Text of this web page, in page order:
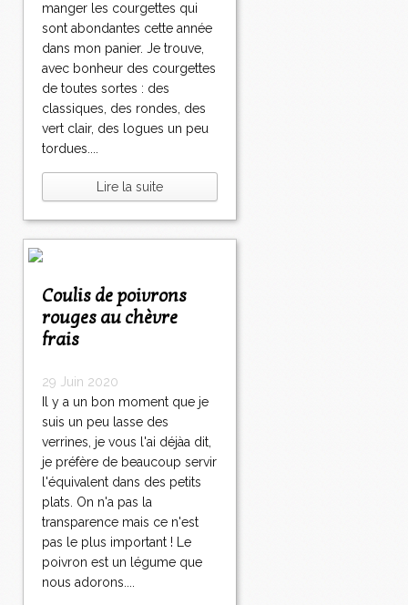
manger les courgettes qui
sont abondantes cette année
dans mon panier. Je trouve,
avec bonheur des courgettes
de toutes sortes : des
classiques, des rondes, des
vert clair, des logues un peu
tordues....
Lire la suite
Coulis de poivrons
rouges au chèvre
frais
29 Juin 2020
Il y a un bon moment que je
suis un peu lasse des
verrines, je vous l'ai déjàa dit,
je préfère de beaucoup servir
l'équivalent dans des petits
plats. On n'a pas la
transparence mais ce n'est
pas le plus important ! Le
poivron est un légume que
nous adorons....